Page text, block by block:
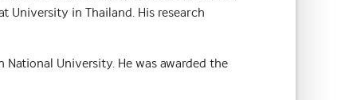
University in Thailand. His research
University. He was awarded the